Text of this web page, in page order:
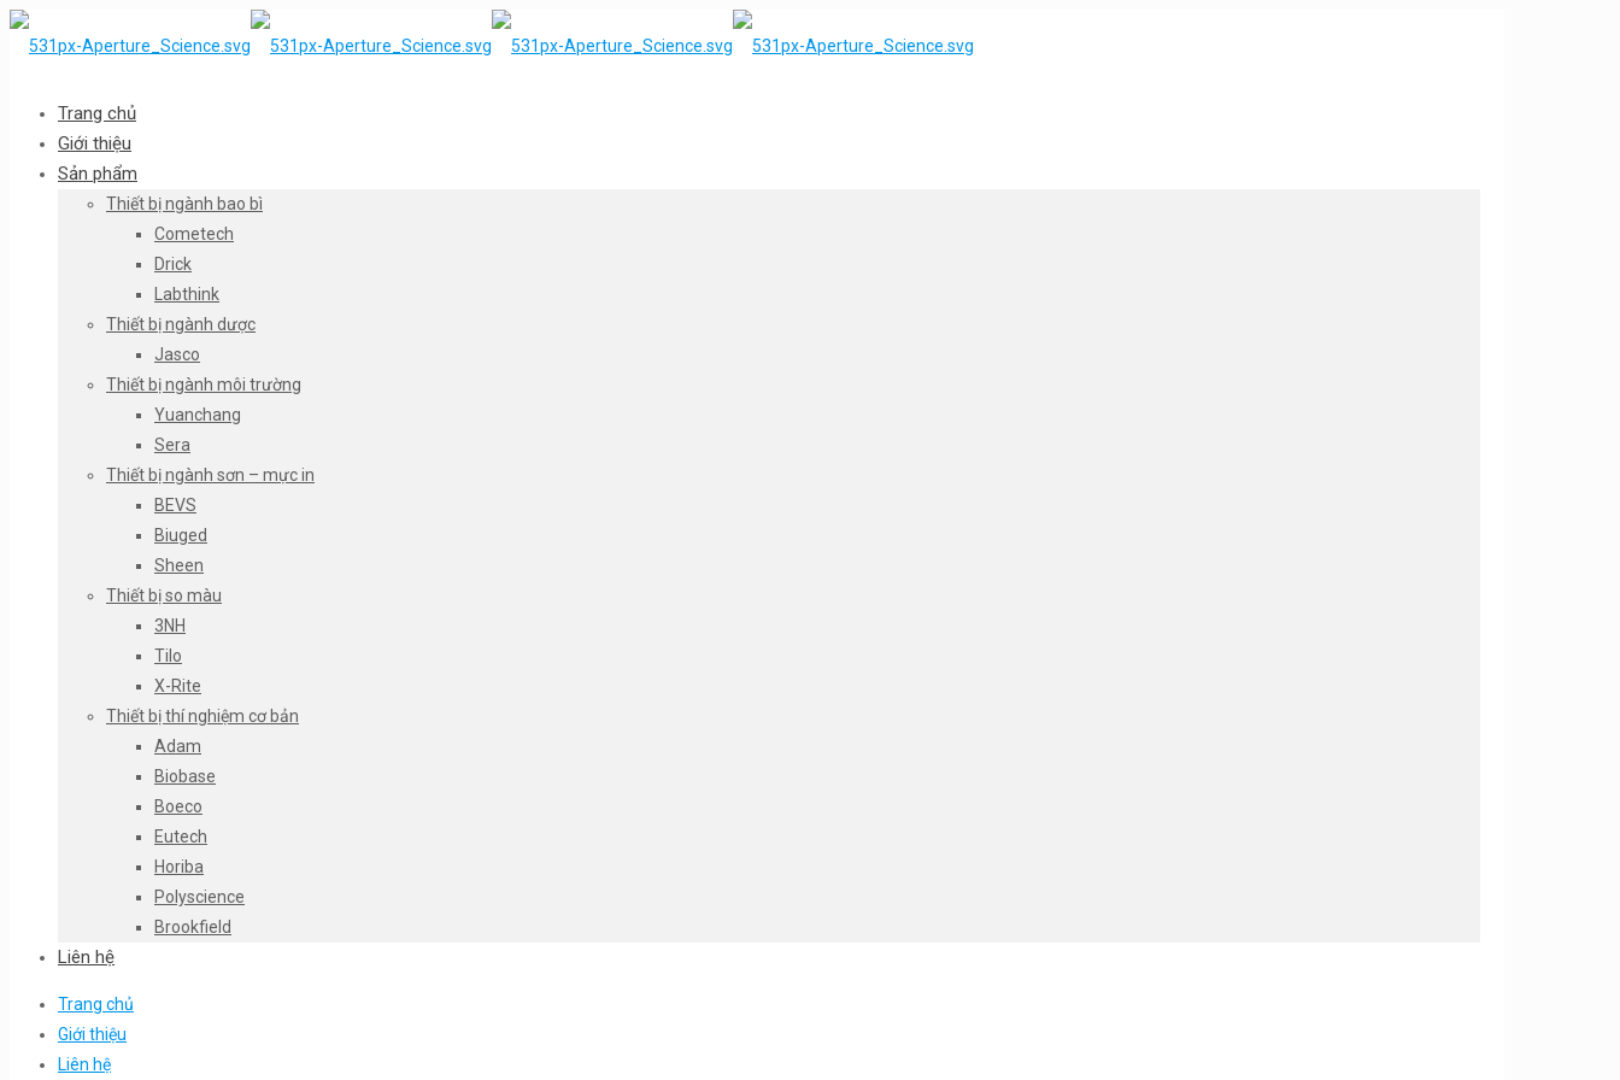
Trang chủ
Giới thiệu
Sản phẩm
Thiết bị ngành bao bì
Cometech
Drick
Labthink
Thiết bị ngành dược
Jasco
Thiết bị ngành môi trường
Yuanchang
Sera
Thiết bị ngành sơn – mực in
BEVS
Biuged
Sheen
Thiết bị so màu
3NH
Tilo
X-Rite
Thiết bị thí nghiệm cơ bản
Adam
Biobase
Boeco
Eutech
Horiba
Polyscience
Brookfield
Liên hệ
Trang chủ
Giới thiệu
Liên hệ